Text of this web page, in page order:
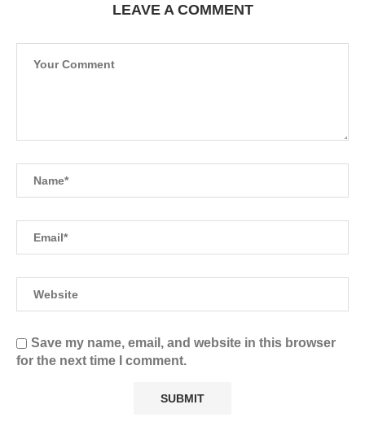
LEAVE A COMMENT
Save my name, email, and website in this browser
for the next time I comment.